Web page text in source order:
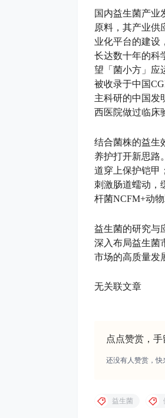
国内益生菌产业
原料，其产业供
业化平台的建设
长达数十年的科
望「菌小方」应
被收录于中国
主科研的中国发
西医院做过临床
结合菌株的益生
养护打开新思路
道穿上保护铠甲
刺激肠道蠕动，
杆菌NCFM+动
益生菌的研究与
深入布局益生菌
市场的高质量发
无关联文章
点点赞赏，手
还没有人赞赏，快
益生菌